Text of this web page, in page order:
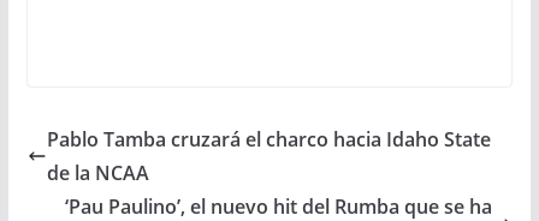
Pablo Tamba cruzará el charco hacia Idaho State
de la NCAA
‘Pau Paulino’, el nuevo hit del Rumba que se ha